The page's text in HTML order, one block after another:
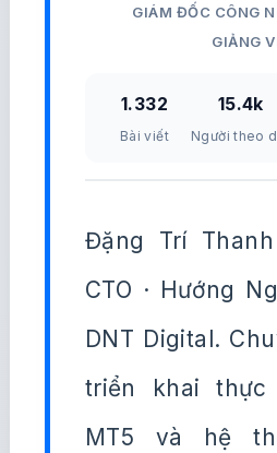
GIÁM ĐỐC CÔNG
GIẢNG
1.332
Bài viết
15.4k
Người theo
Đặng Trí
CTO · Hướng
DNT Digital.
triển khai thực
MT5 và hệ